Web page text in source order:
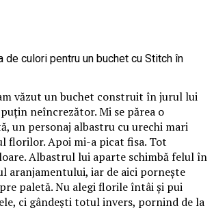
văzut un buchet construit în jurul lui
neîncrezător. Mi se părea o
un personaj albastru cu urechi mari
florilor. Apoi mi-a picat fisa. Tot
Albastrul lui aparte schimbă felul în
aranjamentului, iar de aici pornește
paletă. Nu alegi florile întâi și pui
ci gândești totul invers, pornind de la